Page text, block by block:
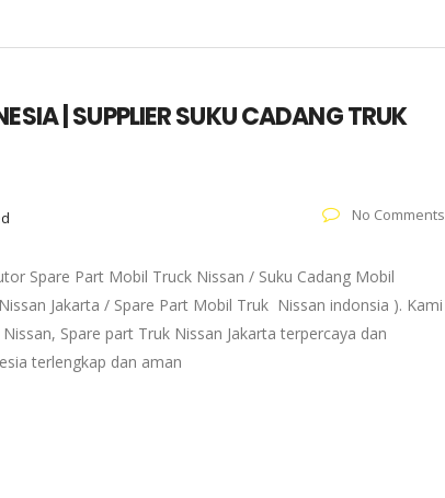
| SUPPLIER SUKU CADANG TRUK
No Comments
Spare Part Mobil Truck Nissan / Suku Cadang Mobil
Jakarta / Spare Part Mobil Truk Nissan indonsia ). Kami
Spare part Truk Nissan Jakarta terpercaya dan
terlengkap dan aman